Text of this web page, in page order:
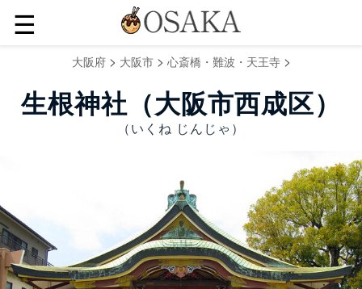
☰
大阪府> 大阪市> 心斎橋・難波・天王寺>
生根神社（大阪市西成区）
（いくね じんじゃ）